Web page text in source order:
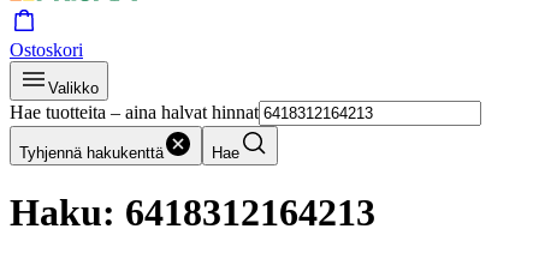
Ostoskori
Valikko
Hae tuotteita – aina halvat hinnat
Tyhjennä hakukenttä Hae
Haku: 6418312164213